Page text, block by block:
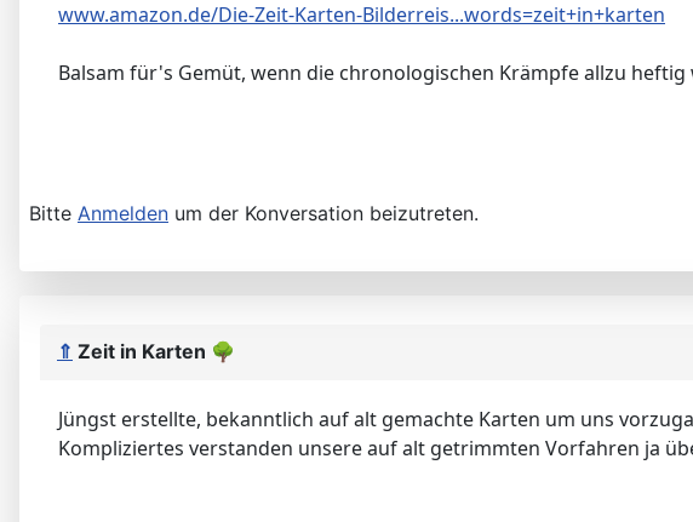
www.amazon.de/Die-Zeit-Karten-Bilderreis...words=zeit+in+karten
Balsam für's Gemüt, wenn die chronologischen Krämpfe allzu heftig
Bitte Anmelden um der Konversation beizutreten.
⇑ Zeit in Karten 🌳
Jüngst erstellte, bekanntlich auf alt gemachte Karten um uns
Kompliziertes verstanden unsere auf alt getrimmten Vorfahren ja